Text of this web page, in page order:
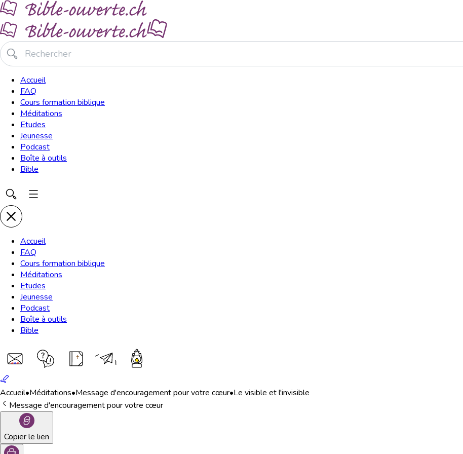
Accueil
FAQ
Cours formation biblique
Méditations
Etudes
Jeunesse
Podcast
Boîte à outils
Bible
Accueil
FAQ
Cours formation biblique
Méditations
Etudes
Jeunesse
Podcast
Boîte à outils
Bible
Accueil•Méditations•Message d'encouragement pour votre cœur•Le visible et l'invisible
Message d'encouragement pour votre cœur
Copier le lien